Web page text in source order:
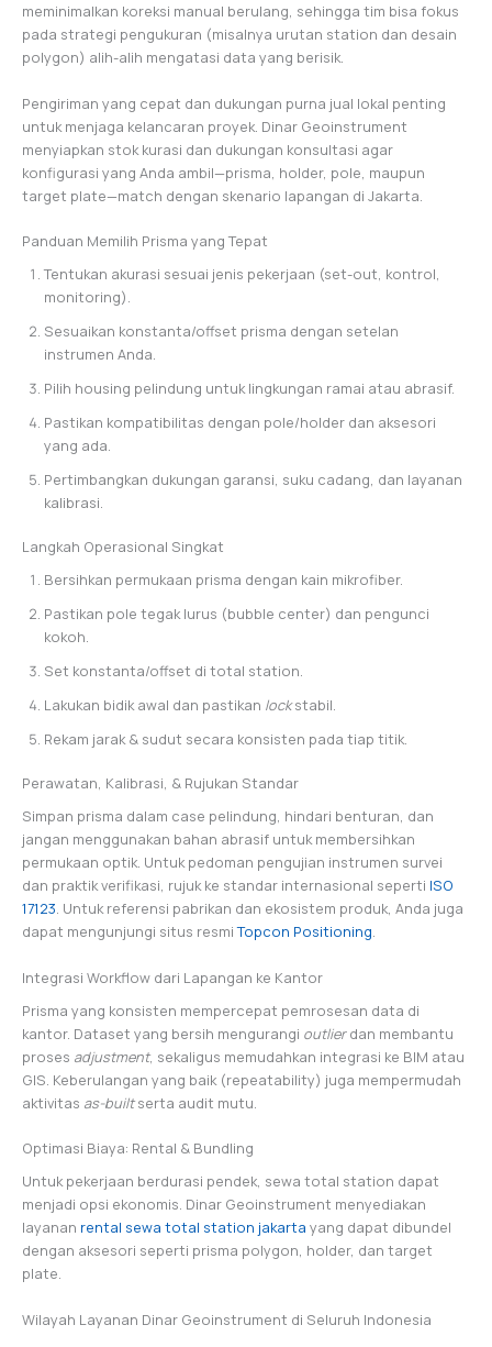
meminimalkan koreksi manual berulang, sehingga tim bisa fokus
pada strategi pengukuran (misalnya urutan station dan desain
polygon) alih-alih mengatasi data yang berisik.
Pengiriman yang cepat dan dukungan purna jual lokal penting
untuk menjaga kelancaran proyek. Dinar Geoinstrument
menyiapkan stok kurasi dan dukungan konsultasi agar
konfigurasi yang Anda ambil—prisma, holder, pole, maupun
target plate—match dengan skenario lapangan di Jakarta.
Panduan Memilih Prisma yang Tepat
Tentukan akurasi sesuai jenis pekerjaan (set-out, kontrol,
monitoring).
Sesuaikan konstanta/offset prisma dengan setelan
instrumen Anda.
Pilih housing pelindung untuk lingkungan ramai atau abrasif.
Pastikan kompatibilitas dengan pole/holder dan aksesori
yang ada.
Pertimbangkan dukungan garansi, suku cadang, dan layanan
kalibrasi.
Langkah Operasional Singkat
Bersihkan permukaan prisma dengan kain mikrofiber.
Pastikan pole tegak lurus (bubble center) dan pengunci
kokoh.
Set konstanta/offset di total station.
Lakukan bidik awal dan pastikan lockstabil.
Rekam jarak & sudut secara konsisten pada tiap titik.
Perawatan, Kalibrasi, & Rujukan Standar
Simpan prisma dalam case pelindung, hindari benturan, dan
jangan menggunakan bahan abrasif untuk membersihkan
permukaan optik. Untuk pedoman pengujian instrumen survei
dan praktik verifikasi, rujuk ke standar internasional seperti ISO
17123. Untuk referensi pabrikan dan ekosistem produk, Anda juga
dapat mengunjungi situs resmiTopcon Positioning.
Integrasi Workflow dari Lapangan ke Kantor
Prisma yang konsisten mempercepat pemrosesan data di
kantor. Dataset yang bersih mengurangi outlierdan membantu
proses adjustment, sekaligus memudahkan integrasi ke BIM atau
GIS. Keberulangan yang baik (repeatability) juga mempermudah
aktivitas as-builtserta audit mutu.
Optimasi Biaya: Rental & Bundling
Untuk pekerjaan berdurasi pendek, sewa total station dapat
menjadi opsi ekonomis. Dinar Geoinstrument menyediakan
layanan rental sewa total station jakarta yang dapat dibundel
dengan aksesori seperti prisma polygon, holder, dan target
plate.
Wilayah Layanan Dinar Geoinstrument di Seluruh Indonesia